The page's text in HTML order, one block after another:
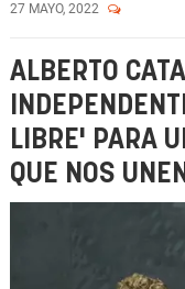
27 MAYO, 2022
ALBERTO
LIBRE' PARA
QUE NOS